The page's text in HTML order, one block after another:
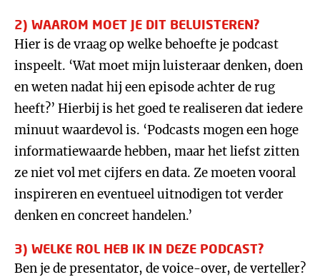
2) WAAROM MOET JE DIT BELUISTEREN?
Hier is de vraag op welke behoefte je podcast
inspeelt. ‘Wat moet mijn luisteraar denken, doen
en weten nadat hij een episode achter de rug
heeft?’ Hierbij is het goed te realiseren dat iedere
minuut waardevol is. ‘Podcasts mogen een hoge
informatiewaarde hebben, maar het liefst zitten
ze niet vol met cijfers en data. Ze moeten vooral
inspireren en eventueel uitnodigen tot verder
denken en concreet handelen.’
3) WELKE ROL HEB IK IN DEZE PODCAST?
Ben je de presentator, de voice-over, de verteller?